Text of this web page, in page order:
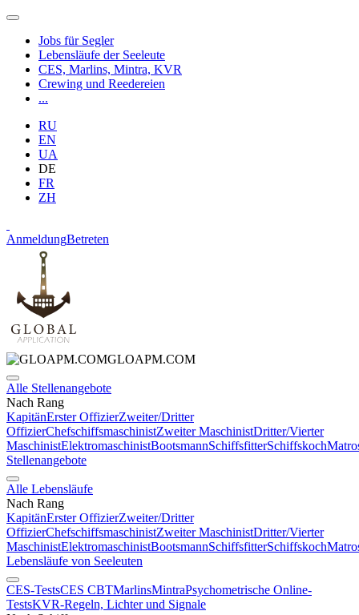
Jobs für Segler
Lebensläufe der Seeleute
CES, Marlins, Mintra, KVR
Crewing und Reedereien
...
RU
EN
UA
DE
FR
ZH
AnmeldungBetreten
GLOAPM.COM
Alle Stellenangebote
Nach Rang
KapitänErster OffizierZweiter/Dritter
OffizierChefschiffsmaschinistZweiter MaschinistDritter/Vierter
MaschinistElektromaschinistBootsmannSchiffsfitterSchiffskoch
Stellenangebote
Alle Lebensläufe
Nach Rang
KapitänErster OffizierZweiter/Dritter
OffizierChefschiffsmaschinistZweiter MaschinistDritter/Vierter
MaschinistElektromaschinistBootsmannSchiffsfitterSchiffskoch
Lebensläufe von Seeleuten
CES-TestsCES CBTMarlinsMintraPsychometrische Online-
TestsKVR-Regeln, Lichter und Signale